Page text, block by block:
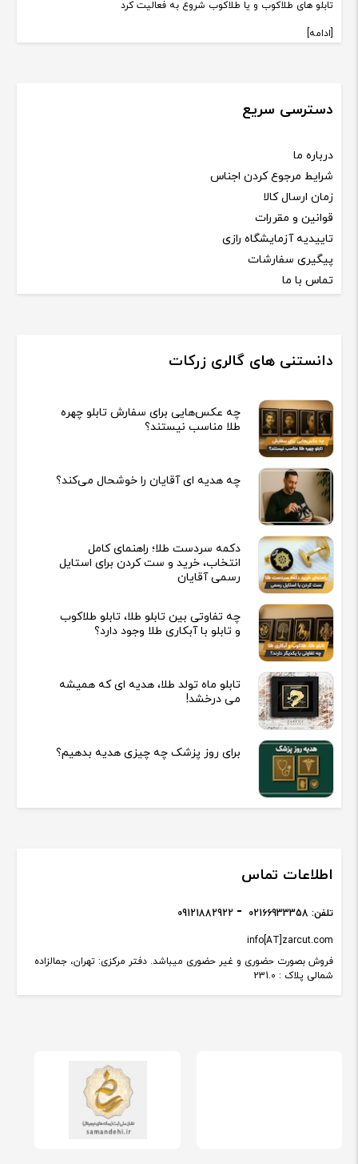
تابلو های طلاکوب و یا طلاکوب شروع به فعالیت کرد
[ادامه]
دسترسی سریع
درباره ما
شرایط مرجوع کردن اجناس
زمان ارسال کالا
قوانین و مقررات
تاییدیه آزمایشگاه رازی
پیگیری سفارشات
تماس با ما
دانستنی های گالری زرکات
چه عکس‌هایی برای سفارش تابلو چهره
طلا مناسب نیستند؟
چه هدیه‌ ای آقایان را خوشحال می‌کند؟
دکمه سردست طلا؛ راهنمای کامل
انتخاب، خرید و ست کردن برای استایل
رسمی آقایان
چه تفاوتی بین تابلو طلا، تابلو طلاکوب
و تابلو با آبکاری طلا وجود دارد؟
تابلو ماه تولد طلا، هدیه ای که همیشه
می درخشد!
برای روز پزشک چه چیزی هدیه بدهیم؟
اطلاعات تماس
فروش بصورت حضوری و غیر حضوری میباشد. دفتر مرکزی: تهران، جمالزاده
شمالی پلاک : 231.0
info[AT]zarcut.com
تلفن: 02166933358
09121882922